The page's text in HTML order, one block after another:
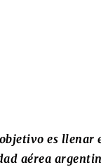
es llenar
aérea